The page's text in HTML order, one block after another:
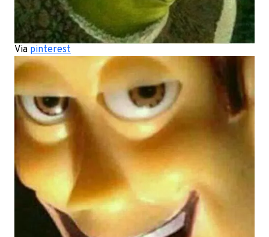
Via pinterest